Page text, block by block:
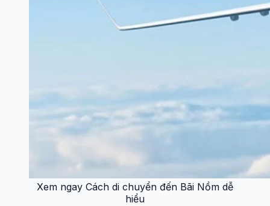
Xem ngay Cách di chuyển đến Bãi Nồm dễ
hiểu